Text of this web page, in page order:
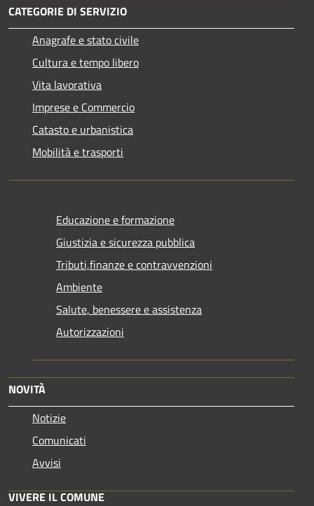
CATEGORIE DI SERVIZIO
Anagrafe e stato civile
Cultura e tempo libero
Vita lavorativa
Imprese e Commercio
Catasto e urbanistica
Mobilità e trasporti
Educazione e formazione
Giustizia e sicurezza pubblica
Tributi,finanze e contravvenzioni
Ambiente
Salute, benessere e assistenza
Autorizzazioni
NOVITÀ
Notizie
Comunicati
Avvisi
VIVERE IL COMUNE